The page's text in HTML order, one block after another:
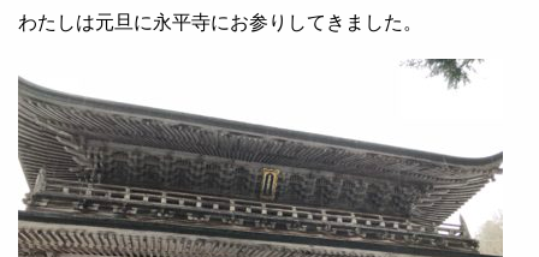
わたしは元旦に永平寺にお参りしてきました。